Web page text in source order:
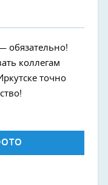
обязательно!
коллегам
точно